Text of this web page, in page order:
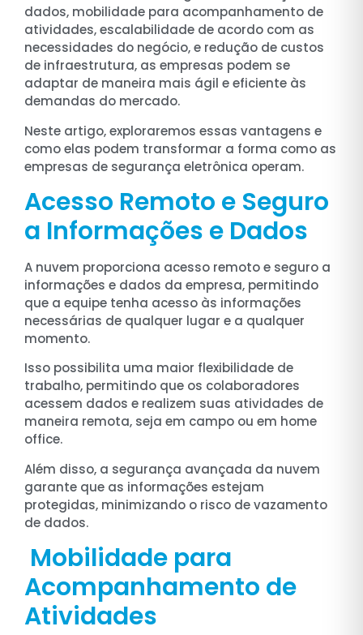
dados, mobilidade para acompanhamento de
atividades, escalabilidade de acordo com as
necessidades do negócio, e redução de custos
de infraestrutura, as empresas podem se
adaptar de maneira mais ágil e eficiente às
demandas do mercado.
Neste artigo, exploraremos essas vantagens e
como elas podem transformar a forma como as
empresas de segurança eletrônica operam.
Acesso Remoto e Seguro
a Informações e Dados
A nuvem proporciona acesso remoto e seguro a
informações e dados da empresa, permitindo
que a equipe tenha acesso às informações
necessárias de qualquer lugar e a qualquer
momento.
Isso possibilita uma maior flexibilidade de
trabalho, permitindo que os colaboradores
acessem dados e realizem suas atividades de
maneira remota, seja em campo ou em home
office.
Além disso, a segurança avançada da nuvem
garante que as informações estejam
protegidas, minimizando o risco de vazamento
de dados.
Mobilidade para
Acompanhamento de
Atividades